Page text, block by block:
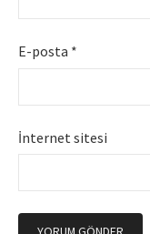
E-posta *
İnternet sitesi